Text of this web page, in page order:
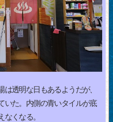
透明な日もあるようだが、
いた。内側の青いタイルが底
くなる。